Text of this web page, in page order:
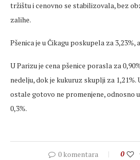
tržištu i cenovno se stabilizovala, bez
zalihe.
Pšenica je u Čikagu poskupela za 3,23%,
U Parizu je cena pšenice porasla za
nedelju, dok je kukuruz skuplji za 1,21%.
ostale gotovo ne promenjene, odnosno
0,3%.
0 komentara 0